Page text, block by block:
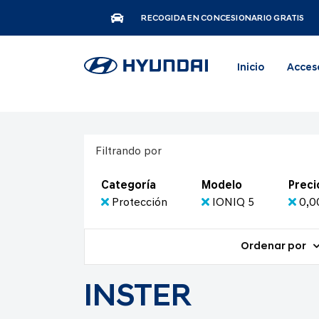
RECOGIDA EN CONCESIONARIO GRATIS
Inicio
Filtrando por
Categoría
Protección
Modelo
IONIQ 5
Ordenar por
INSTER